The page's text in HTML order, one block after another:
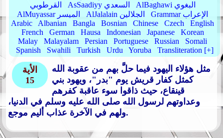
القرطوبي
AsSaadiyy السعدي
AlBaghawi البغوي
AlMuyassar الميسر
AlJalalain الجلالين
Grammar الإعراب
Arabic
Albanian Bangla Bosnian Chinese Czech
English
French
German Hausa Indonesian Japanese
Korean
Malay
Malayalam Persian Portuguese Russian
Somali
Spanish
Swahili Turkish Urdu Yoruba Transliteration [+]
الأية
15
مثل هؤلاء اليهود فيما حلَّ بهم من عقوبة الله
كمثل كفار قريش يوم "بدر"، ويهود بني
قينقاع، حيث ذاقوا سوء عاقبة كفرهم
وعداوتهم لرسول الله صلى الله عليه وسلم في الدنيا،
ولهم في الآخرة عذاب أليم موجع.